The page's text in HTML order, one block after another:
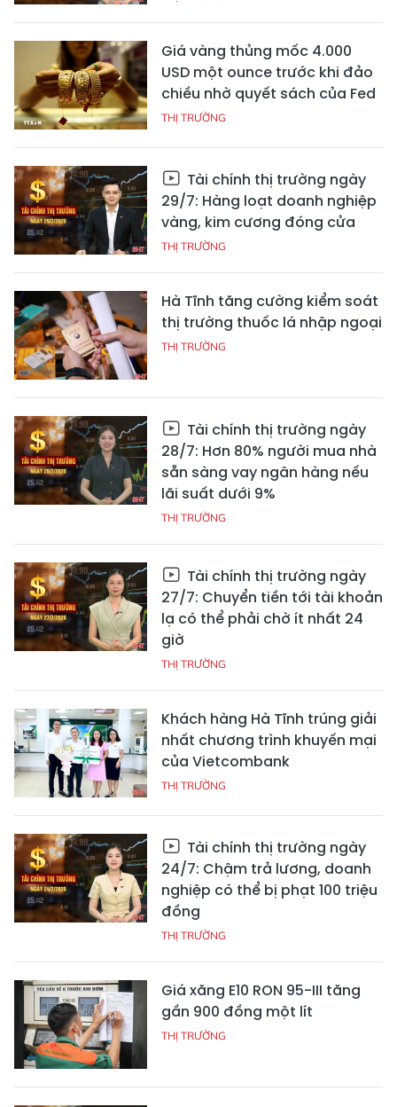
Giá vàng thủng mốc 4.000
USD một ounce trước khi đảo
chiều nhờ quyết sách của Fed
THỊ TRƯỜNG
Tài chính thị trường ngày
29/7: Hàng loạt doanh nghiệp
vàng, kim cương đóng cửa
THỊ TRƯỜNG
Hà Tĩnh tăng cường kiểm soát
thị trường thuốc lá nhập ngoại
THỊ TRƯỜNG
Tài chính thị trường ngày
28/7: Hơn 80% người mua nhà
sẵn sàng vay ngân hàng nếu
lãi suất dưới 9%
THỊ TRƯỜNG
Tài chính thị trường ngày
27/7: Chuyển tiền tới tài khoản
lạ có thể phải chờ ít nhất 24
giờ
THỊ TRƯỜNG
Khách hàng Hà Tĩnh trúng giải
nhất chương trình khuyến mại
của Vietcombank
THỊ TRƯỜNG
Tài chính thị trường ngày
24/7: Chậm trả lương, doanh
nghiệp có thể bị phạt 100 triệu
đồng
THỊ TRƯỜNG
Giá xăng E10 RON 95-III tăng
gần 900 đồng một lít
THỊ TRƯỜNG